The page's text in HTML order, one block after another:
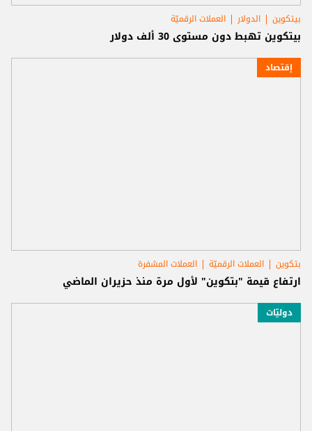
بيتكوين الدولار العملات الرقميّة
بيتكوين تهبط دون مستوى 30 ألف دولار
إقتصاد
بتكوين العملات الرقميّة العملات المشفرة
ارتفاع قيمة "بتكوين" لأول مرة منذ حزيران الماضي
دوليّات